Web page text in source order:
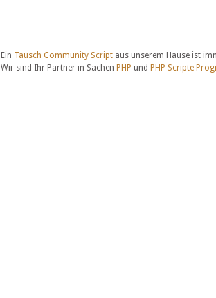
Ein Tausch Community Script aus unserem Hause ist
Wir sind Ihr Partner in Sachen PHP und PHP Scripte